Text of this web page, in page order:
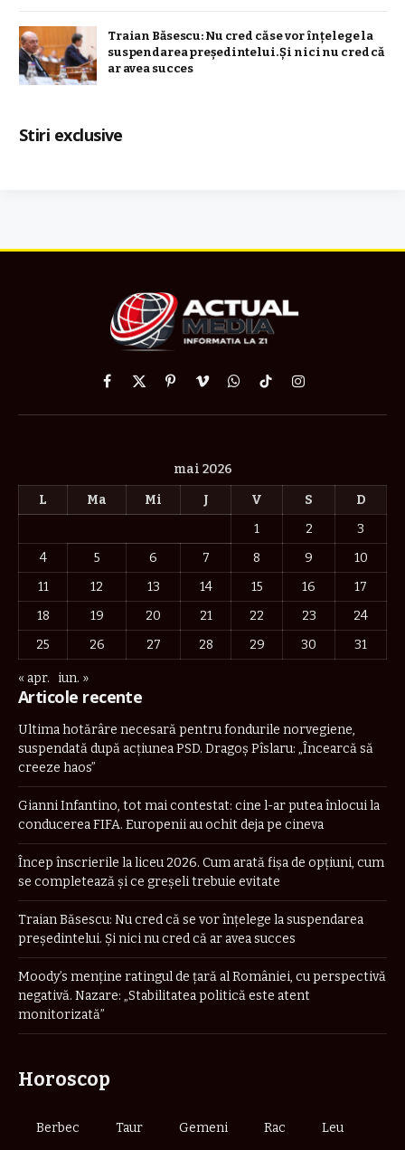
Traian Băsescu: Nu cred că se vor înţelege la
suspendarea preşedintelui. Şi nici nu cred că
ar avea succes
Stiri exclusive
Facebook
X
PinterestVimeoWhatsApp
TikTokInstagram
mai 2026
L
Ma Mi J V S
D
1
2
3
4
5 6 7 8 9
10
11
12 13 14 15 16
17
18
19 20 21 22 23
24
25
26 27 28 29 30 31
« apr. iun. »
Articole recente
Ultima hotărâre necesară pentru fondurile norvegiene,
suspendată după acțiunea PSD. Dragoș Pîslaru: „Încearcă să
creeze haos”
Gianni Infantino, tot mai contestat: cine l-ar putea înlocui la
conducerea FIFA. Europenii au ochit deja pe cineva
Încep înscrierile la liceu 2026. Cum arată fișa de opțiuni, cum
se completează și ce greșeli trebuie evitate
Traian Băsescu: Nu cred că se vor înţelege la suspendarea
preşedintelui. Şi nici nu cred că ar avea succes
Moody’s menține ratingul de țară al României, cu perspectivă
negativă. Nazare: „Stabilitatea politică este atent
monitorizată”
Horoscop
Berbec Taur Gemeni Rac Leu